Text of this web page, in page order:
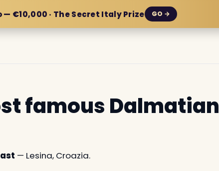
€10,000 · The Secret Italy Prize GO →
famous Dalmatian
— Lesina, Croazia.